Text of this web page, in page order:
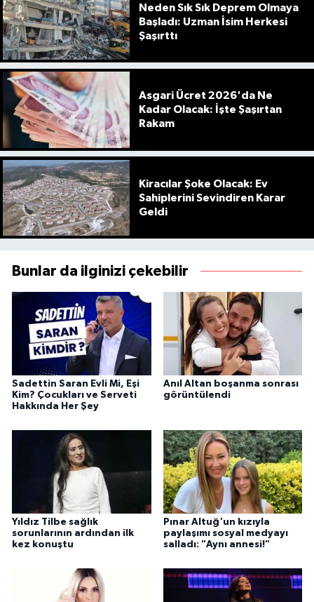
Neden Sık Sık Deprem Olmaya
Başladı: Uzman İsim Herkesi
Şaşırttı
Asgari Ücret 2026'da Ne
Kadar Olacak: İşte Şaşırtan
Rakam
Kiracılar Şoke Olacak: Ev
Sahiplerini Sevindiren Karar
Geldi
Bunlar da ilginizi çekebilir
Sadettin Saran Evli Mi, Eşi
Kim? Çocukları ve Serveti
Hakkında Her Şey
Anıl Altan boşanma sonrası
görüntülendi
Yıldız Tilbe sağlık
sorunlarının ardından ilk
kez konuştu
Pınar Altuğ'un kızıyla
paylaşımı sosyal medyayı
salladı: "Aynı annesi!"